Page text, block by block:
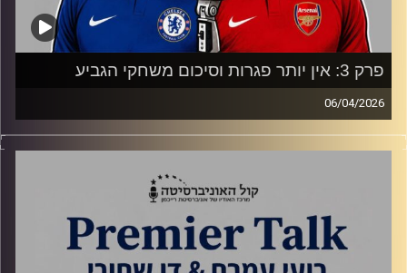
פרק 3: אין יותר פגרות וסיכום משחקי הגביע
06/04/2026
מנצ'סטר סיטי מפרקת את ליברפול, ארסנל עושה ארסנל,
הבעיות של צ'לסי, ליברפול בצרות, נכנסים ליישורת האחרונה
קרדיט תמונות:
Gemini